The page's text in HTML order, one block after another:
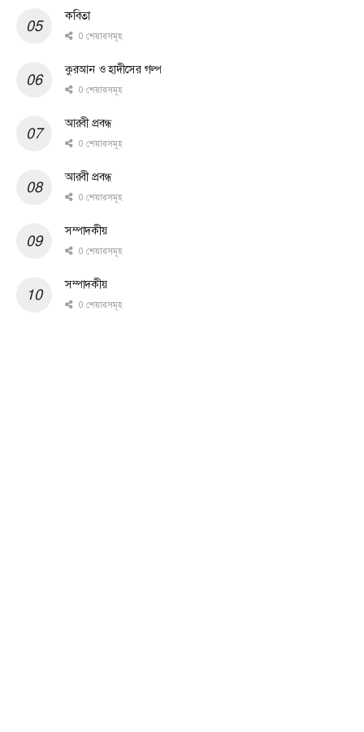
কবিতা
0 শেয়ারসমূহ
কুরআন ও হাদীসের গল্প
0 শেয়ারসমূহ
আরবী প্রবন্ধ
0 শেয়ারসমূহ
আরবী প্রবন্ধ
0 শেয়ারসমূহ
সম্পাদকীয়
0 শেয়ারসমূহ
সম্পাদকীয়
0 শেয়ারসমূহ